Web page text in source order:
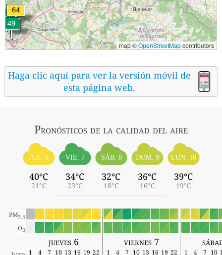
map ©OpenStreetMapcontributors
Haga clic aquí para ver la versión móvil de
esta página web.
Pronósticos de la calidad del aire
JUE. 6
40°C
21°C
VIE. 7
34°C
23°C
SÁB. 8
32°C
18°C
DOM. 9
36°C
16°C
LUN. 10
39°C
19°C
PM2.5
O3
jueves 6 viernes 7
1 4 7 10 13 16 19 22 1 4 7 10 13 16 19 22 1 4 7 10